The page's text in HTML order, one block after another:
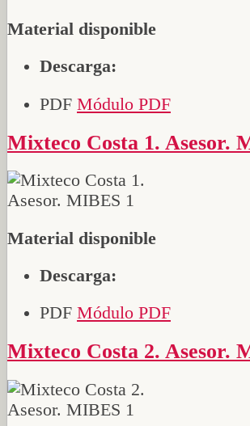
Material disponible
Descarga:
PDF Módulo PDF
Mixteco Costa 1. Asesor.
Material disponible
Descarga:
PDF Módulo PDF
Mixteco Costa 2. Asesor.